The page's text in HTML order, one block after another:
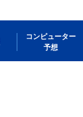
コンピューター
予想